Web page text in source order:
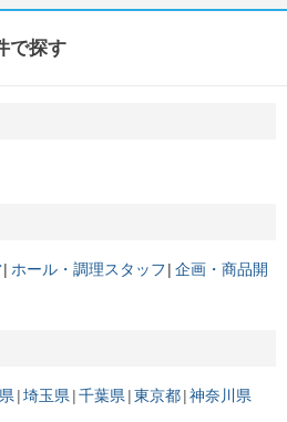
で探す
ホール・調理スタッフ 企画・商品開
埼玉県 千葉県 東京都 神奈川県